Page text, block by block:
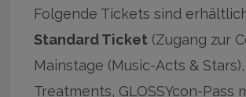
Folgende Tickets sind
Standard Ticket (Zugang zur
Mainstage (Music-Acts &
Treatments, GLOSSYcon-Pass